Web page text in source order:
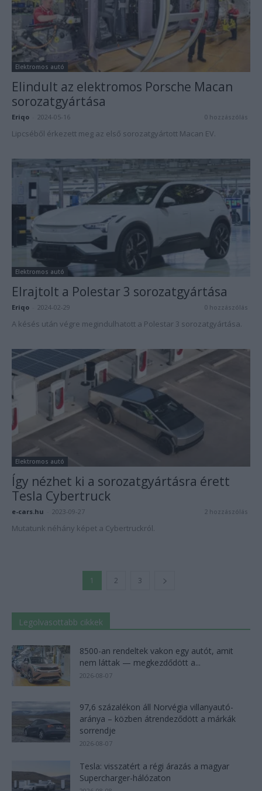
Elektromos autó
Elindult az elektromos Porsche Macan
sorozatgyártása
Eriqo 2024-05-16 0 hozzászólás
Lipcséből érkezett meg az első sorozatgyártott Macan EV.
Elektromos autó
Elrajtolt a Polestar 3 sorozatgyártása
Eriqo 2024-02-29 0 hozzászólás
A késés után végre megindulhatott a Polestar 3 sorozatgyártása.
Elektromos autó
Így nézhet ki a sorozatgyártásra érett
Tesla Cybertruck
e-cars.hu 2023-09-27 2 hozzászólás
Mutatunk néhány képet a Cybertruckról.
1 2 3
Legolvasottabb cikkek
8500-an rendeltek vakon egy autót, amit
nem láttak — megkezdődött a...
2026-08-07
97,6 százalékon áll Norvégia villanyautó-
aránya – közben átrendeződött a márkák
sorrendje
2026-08-07
Tesla: visszatért a régi árazás a magyar
Supercharger-hálózaton